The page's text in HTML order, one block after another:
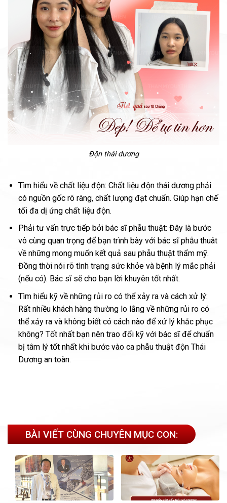
Độn thái dương
Tìm hiểu về chất liệu độn: Chất liệu độn thái dương phải
có nguồn gốc rõ ràng, chất lượng đạt chuẩn. Giúp hạn chế
tối đa dị ứng chất liệu độn.
Phải tư vấn trực tiếp bởi bác sĩ phẫu thuật: Đây là bước
vô cùng quan trọng để bạn trình bày với bác sĩ phẫu thuât
về những mong muốn kết quả sau phẫu thuật thẩm mỹ.
Đồng thời nói rõ tình trạng sức khỏe và bệnh lý mắc phải
(nếu có). Bác sĩ sẽ cho bạn lời khuyên tốt nhất.
Tìm hiểu kỹ về những rủi ro có thể xảy ra và cách xử lý:
Rất nhiều khách hàng thường lo lắng về những rủi ro có
thể xảy ra và không biết có cách nào để xử lý khắc phục
không? Tốt nhất bạn nên trao đổi kỹ với bác sĩ để chuẩn
bị tâm lý tốt nhất khi bước vào ca phẫu thuật độn Thái
Dương an toàn.
BÀI VIẾT CÙNG CHUYÊN MỤC CON: